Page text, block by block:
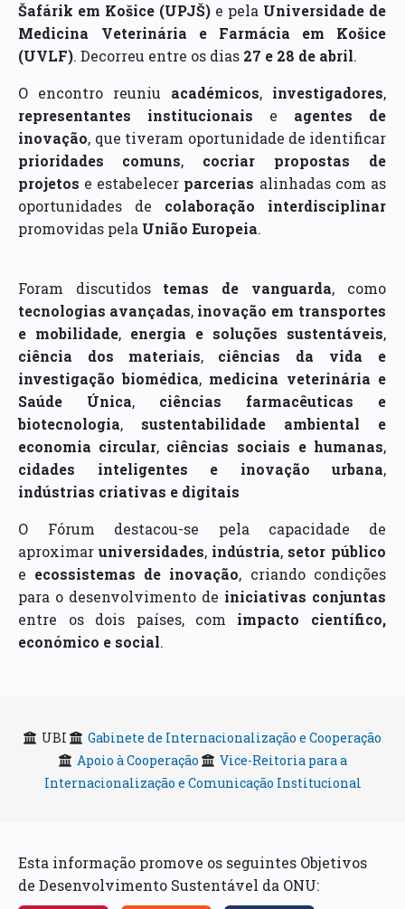
Šafárik em Košice (UPJŠ) e pela Universidade de
Medicina Veterinária e Farmácia em Košice
(UVLF). Decorreu entre os dias 27 e 28 de abril.
O encontro reuniu académicos, investigadores,
representantes institucionais e agentes de
inovação, que tiveram oportunidade de identificar
prioridades comuns, cocriar propostas de
projetos e estabelecer parcerias alinhadas com as
oportunidades de colaboração interdisciplinar
promovidas pela União Europeia.
Foram discutidos temas de vanguarda, como
tecnologias avançadas, inovação em transportes
e mobilidade, energia e soluções sustentáveis,
ciência dos materiais, ciências da vida e
investigação biomédica, medicina veterinária e
Saúde Única, ciências farmacêuticas e
biotecnologia, sustentabilidade ambiental e
economia circular, ciências sociais e humanas,
cidades inteligentes e inovação urbana,
indústrias criativas e digitais
O Fórum destacou-se pela capacidade de
aproximaruniversidades, indústria, setor público
e ecossistemas de inovação, criando condições
para o desenvolvimento de iniciativas conjuntas
entre os dois países, com impacto científico,
económico e social.
UBI
Gabinete de Internacionalização e Cooperação
Apoio à Cooperação
Vice-Reitoria para a
Internacionalização e Comunicação Institucional
Esta informação promove os seguintes Objetivos
de Desenvolvimento Sustentável da ONU: